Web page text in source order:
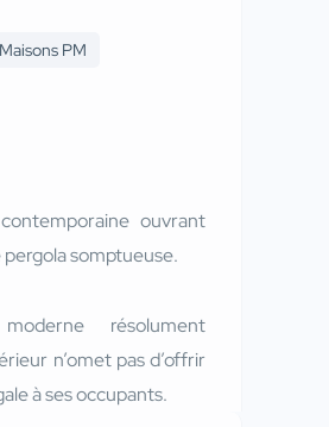
Maisons PM
ouvrant
somptueuse.
résolument
n’omet pas d’offrir
à ses occupants.